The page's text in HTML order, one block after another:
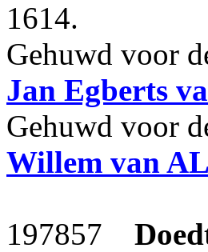
1614.
Gehuwd voor
Jan Egberts
Gehuwd voor
Willem van
197857